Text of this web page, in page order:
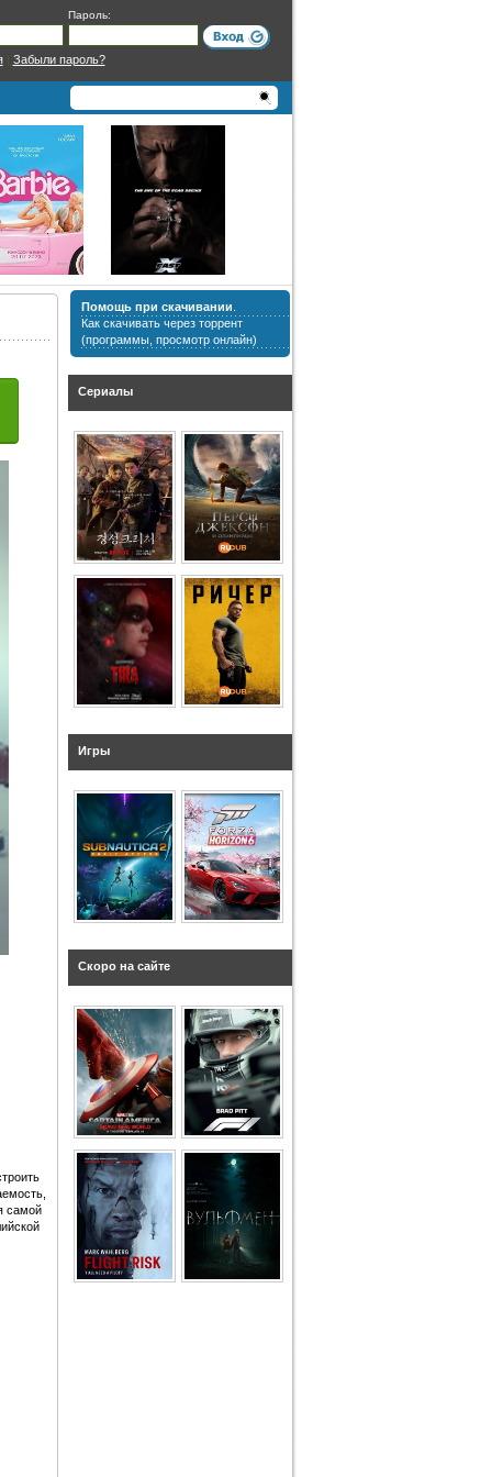
Пароль:
| Забыли пароль?
Помощь при скачивании
Как скачивать через торрент
(программы, просмотр онлайн)
Сериалы
Игры
Скоро на сайте
самой